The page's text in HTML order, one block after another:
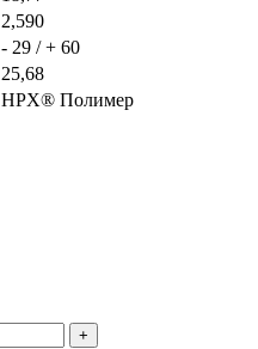
2,590
- 29 / + 60
25,68
HPX® Полимер